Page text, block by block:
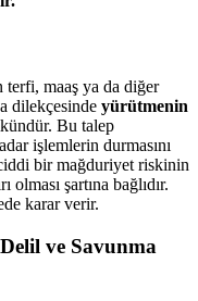
terfi, maaş ya da diğer
dilekçesinde yürütmenin
Bu talep
işlemlerin durmasını
bir mağduriyet riskinin
şartına bağlıdır.
karar verir.
ve Savunma